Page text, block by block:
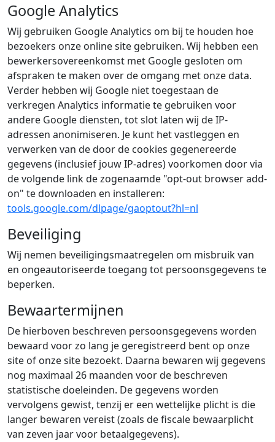
Google Analytics
Wij gebruiken Google Analytics om bij te houden hoe
bezoekers onze online site gebruiken. Wij hebben een
bewerkersovereenkomst met Google gesloten om
afspraken te maken over de omgang met onze data.
Verder hebben wij Google niet toegestaan de
verkregen Analytics informatie te gebruiken voor
andere Google diensten, tot slot laten wij de IP-
adressen anonimiseren. Je kunt het vastleggen en
verwerken van de door de cookies gegenereerde
gegevens (inclusief jouw IP-adres) voorkomen door via
de volgende link de zogenaamde "opt-out browser add-
on" te downloaden en installeren:
tools.google.com/dlpage/gaoptout?hl=nl
Beveiliging
Wij nemen beveiligingsmaatregelen om misbruik van
en ongeautoriseerde toegang tot persoonsgegevens te
beperken.
Bewaartermijnen
De hierboven beschreven persoonsgegevens worden
bewaard voor zo lang je geregistreerd bent op onze
site of onze site bezoekt. Daarna bewaren wij gegevens
nog maximaal 26 maanden voor de beschreven
statistische doeleinden. De gegevens worden
vervolgens gewist, tenzij er een wettelijke plicht is die
langer bewaren vereist (zoals de fiscale bewaarplicht
van zeven jaar voor betaalgegevens).